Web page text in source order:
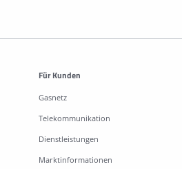
Für Kunden
Gasnetz
Telekommunikation
Dienstleistungen
Marktinformationen